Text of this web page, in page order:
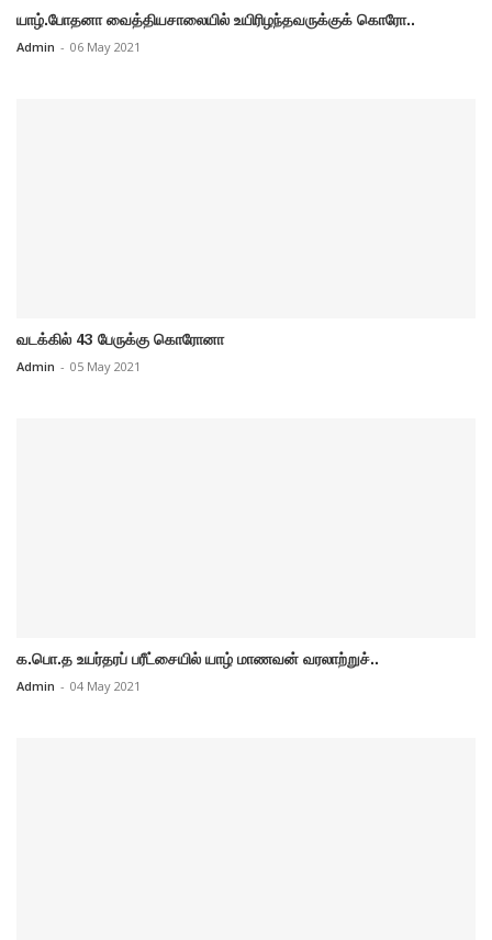
யாழ்.போதனா வைத்தியசாலையில் உயிரிழந்தவருக்குக் கொரோ..
Admin - 06 May 2021
வடக்கில் 43 பேருக்கு கொரோனா
Admin - 05 May 2021
க.பொ.த உயர்தரப் பரீட்சையில் யாழ் மாணவன் வரலாற்றுச்..
Admin - 04 May 2021